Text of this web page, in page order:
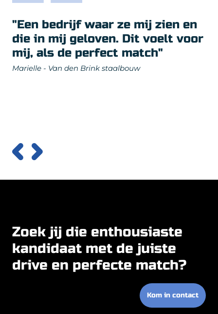
"Een bedrijf waar ze mij zien en
die in mij geloven. Dit voelt voor
mij, als de perfect match"
Marielle - Van den Brink staalbouw
Zoek jij die enthousiaste
kandidaat met de juiste
drive en perfecte match?
Kom in contact